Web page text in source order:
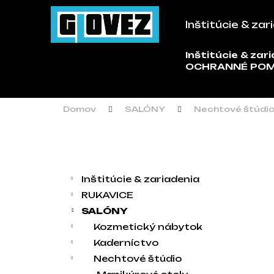
Prejsť na obsah
Inštitúcie &
Inštitúcie &
OCHRANNÉ
Domov SALÓNY Nechtové štúdio
Inštitúcie & zariadenia
RUKAVICE
SALÓNY
Kozmetický nábytok
Kaderníctvo
Nechtové štúdio
Späť
Späť